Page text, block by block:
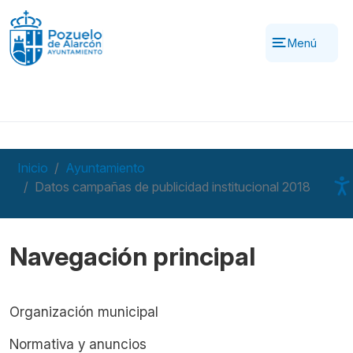
Pasar al contenido principal
Menú
Inicio
Ayuntamiento
Datos campañas de publicidad institucional 2018
Navegación principal
Organización municipal
Normativa y anuncios